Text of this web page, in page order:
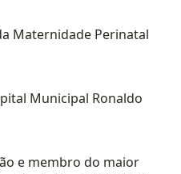
Maternidade Perinatal
Municipal Ronaldo
e membro do maior